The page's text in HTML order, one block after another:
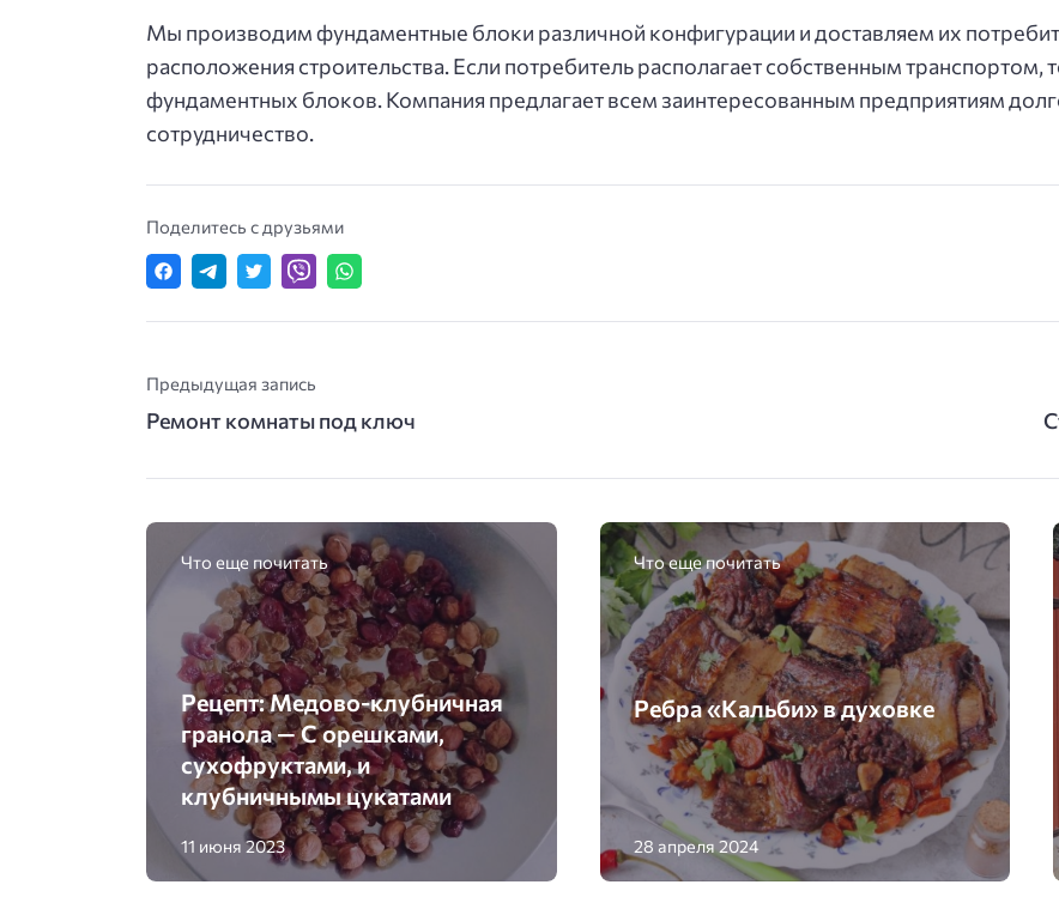
Мы производим фундаментные блоки различной конфигурации и доставляем их
расположения строительства. Если потребитель располагает собственным транспортом,
фундаментных блоков. Компания предлагает всем заинтересованным предприятиям
сотрудничество.
Поделитесь с друзьями
Предыдущая запись
Ремонт комнаты под ключ
Что еще почитать
Рецепт: Медово-клубничная
гранола — С орешками,
сухофруктами, и
клубничнымы цукатами
11 июня 2023
Что еще почитать
Ребра «Кальби» в духовке
28 апреля 2024